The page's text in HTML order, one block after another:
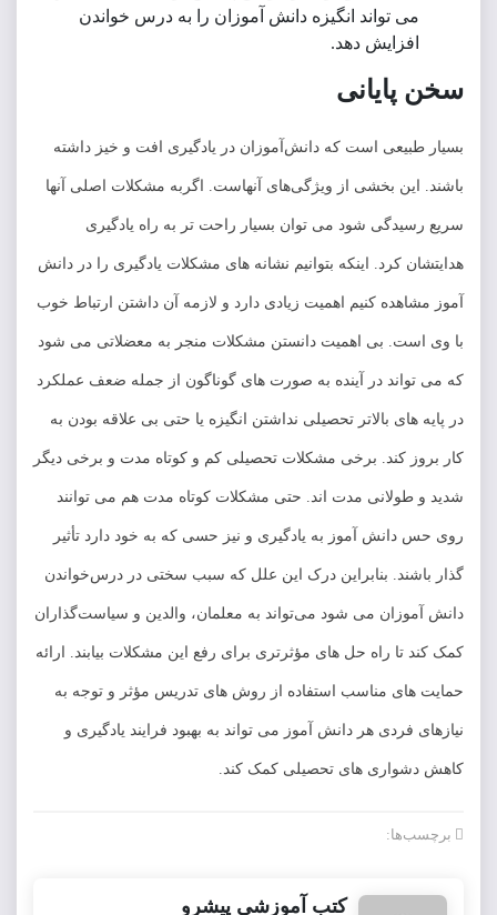
تواند انگیزه دانش آموزان را به درس خواندن
است که دانش‌آموزان در یادگیری افت و خیز داشته
بخشی از ویژگی‌های آنهاست. اگربه مشکلات اصلی آنها
شود می توان بسیار راحت تر به راه یادگیری
کرد. اینکه بتوانیم نشانه های مشکلات یادگیری را در دانش
کنیم اهمیت زیادی دارد و لازمه آن داشتن ارتباط خوب
بی اهمیت دانستن مشکلات منجر به معضلاتی می شود
در آینده به صورت های گوناگون از جمله ضعف عملکرد
بالاتر تحصیلی نداشتن انگیزه یا حتی بی علاقه بودن به
کند. برخی مشکلات تحصیلی کم و کوتاه مدت و برخی دیگر
مدت اند. حتی مشکلات کوتاه مدت هم می توانند
آموز به یادگیری و نیز حسی که به خود دارد تأثیر
بنابراین درک این علل که سبب سختی در درس‌خواندن
می شود می‌تواند به معلمان، والدین و سیاست‌گذاران
راه حل های مؤثرتری برای رفع این مشکلات بیابند. ارائه
مناسب استفاده از روش های تدریس مؤثر و توجه به
هر دانش آموز می تواند به بهبود فرایند یادگیری و
های تحصیلی کمک کند.
کتب آموزشی پیشرو